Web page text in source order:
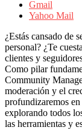
Agencias,
Empresas,
Negocios,
Tendencias,
Trendings,
Dinero,
Economía,
Diseño
Web,
Móviles,
Estrategias
Gmail
Yahoo Mail
¿Estás cansado de
personal? ¿Te
clientes y
Como pilar
Community
moderación y el
profundizaremos
explorando todos
las herramientas y